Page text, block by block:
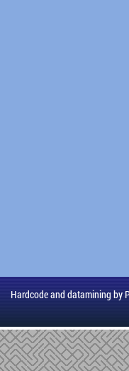
Hardcode and datamining by